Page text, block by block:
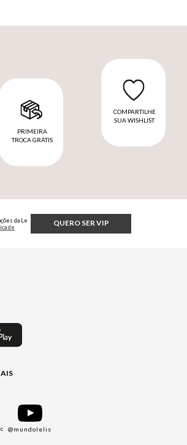
PRIMEIRA
TROCA GRÁTIS
COMPARTILHE
SUA WISHLIST
QUERO SER VIP
da Le
de
@mundolelis